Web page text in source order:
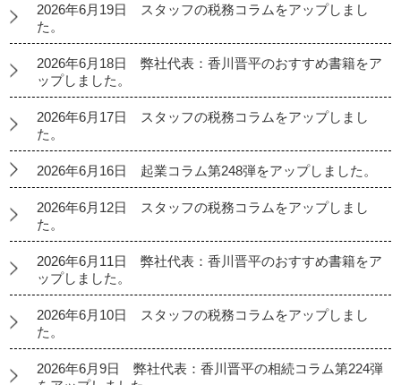
2026年6月19日 スタッフの税務コラムをアップしまし
た。
2026年6月18日 弊社代表：香川晋平のおすすめ書籍をア
ップしました。
2026年6月17日 スタッフの税務コラムをアップしまし
た。
2026年6月16日 起業コラム第248弾をアップしました。
2026年6月12日 スタッフの税務コラムをアップしまし
た。
2026年6月11日 弊社代表：香川晋平のおすすめ書籍をア
ップしました。
2026年6月10日 スタッフの税務コラムをアップしまし
た。
2026年6月9日 弊社代表：香川晋平の相続コラム第224弾